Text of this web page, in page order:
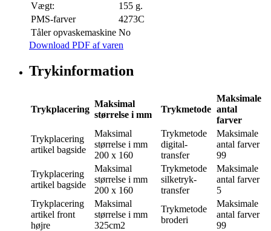
Vægt:
155 g.
PMS-farver
4273C
Tåler opvaskemaskine No
Download PDF af varen
Trykinformation
Trykplacering
Maksimal
størrelse i mm
Trykmetode
Maksimale
antal
farver
Trykplacering
artikel bagside
Maksimal
størrelse i mm
200 x 160
Trykmetode
digital-
transfer
Maksimale
antal farver
99
Trykplacering
artikel bagside
Maksimal
størrelse i mm
200 x 160
Trykmetode
silketryk-
transfer
Maksimale
antal farver
5
Trykplacering
artikel front
højre
Maksimal
størrelse i mm
325cm2
Trykmetode
broderi
Maksimale
antal farver
99